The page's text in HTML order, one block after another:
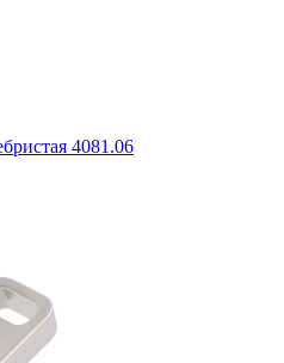
4081.06